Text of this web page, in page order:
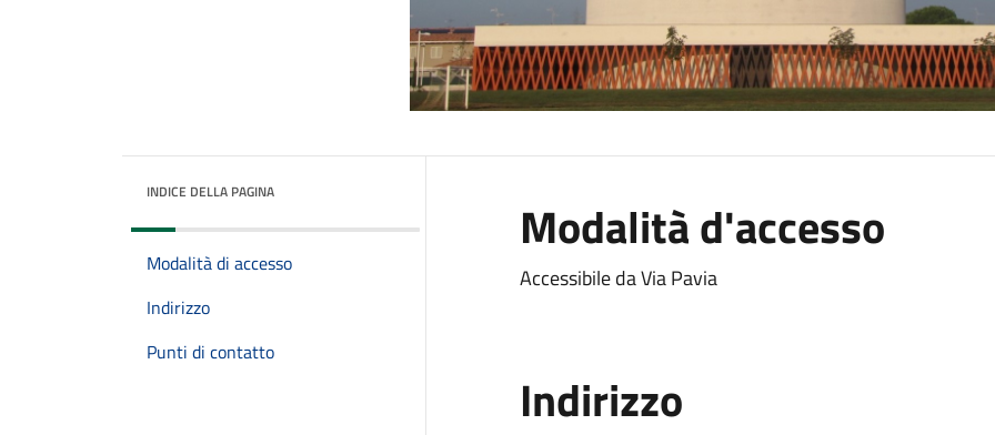
INDICE DELLA PAGINA
Modalità di accesso
Indirizzo
Punti di contatto
Modalità d'accesso
Accessibile da Via Pavia
Indirizzo